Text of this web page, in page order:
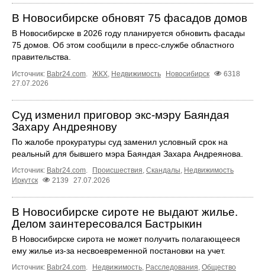
В Новосибирске обновят 75 фасадов домов
В Новосибирске в 2026 году планируется обновить фасады
75 домов. Об этом сообщили в пресс-службе областного
правительства.
Источник: Babr24.com ЖКХ Недвижимость Новосибирск
6318
27.07.2026
Суд изменил приговор экс‑мэру Баяндая
Захару Андреянову
По жалобе прокуратуры суд заменил условный срок на
реальный для бывшего мэра Баяндая Захара Андреянова.
Источник: Babr24.com Происшествия Скандалы Недвижимость
Иркутск
2139 27.07.2026
В Новосибирске сироте не выдают жилье.
Делом заинтересовался Бастрыкин
В Новосибирске сирота не может получить полагающееся
ему жилье из-за несвоевременной постановки на учет.
Источник: Babr24.com Недвижимость Расследования Общество